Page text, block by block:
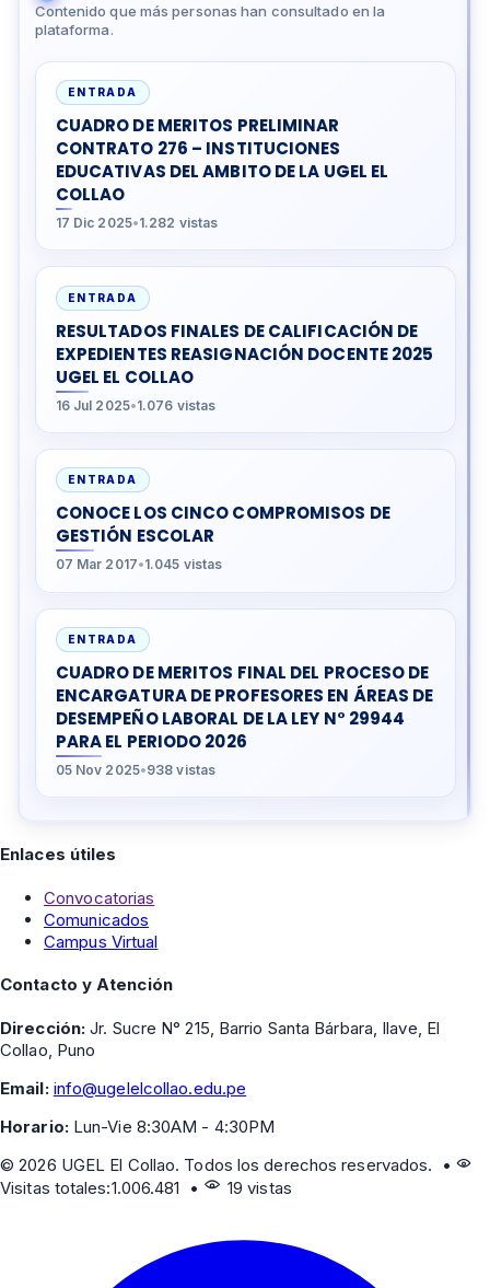
Contenido que más personas han consultado en la
plataforma.
ENTRADA
CUADRO DE MERITOS PRELIMINAR
CONTRATO 276 – INSTITUCIONES
EDUCATIVAS DEL AMBITO DE LA UGEL EL
COLLAO
17 Dic 2025•1.282 vistas
ENTRADA
RESULTADOS FINALES DE CALIFICACIÓN DE
EXPEDIENTES REASIGNACIÓN DOCENTE 2025
UGEL EL COLLAO
16 Jul 2025•1.076 vistas
ENTRADA
CONOCE LOS CINCO COMPROMISOS DE
GESTIÓN ESCOLAR
07 Mar 2017•1.045 vistas
ENTRADA
CUADRO DE MERITOS FINAL DEL PROCESO DE
ENCARGATURA DE PROFESORES EN ÁREAS DE
DESEMPEÑO LABORAL DE LA LEY N° 29944
PARA EL PERIODO 2026
05 Nov 2025•938 vistas
Enlaces útiles
Convocatorias
Comunicados
Campus Virtual
Contacto y Atención
Dirección: Jr. Sucre N° 215, Barrio Santa Bárbara, Ilave, El
Collao, Puno
Email: info@ugelelcollao.edu.pe
Horario:Lun-Vie 8:30AM - 4:30PM
©2026 UGEL El Collao. Todos los derechos reservados. •
Visitas totales:1.006.481 • 19 vistas